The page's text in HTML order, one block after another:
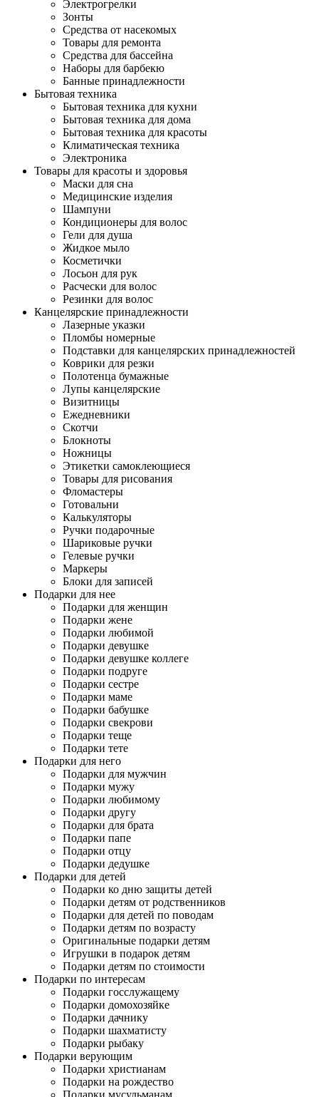
Электрогрелки
Зонты
Средства от насекомых
Товары для ремонта
Средства для бассейна
Наборы для барбекю
Банные принадлежности
Бытовая техника
Бытовая техника для кухни
Бытовая техника для дома
Бытовая техника для красоты
Климатическая техника
Электроника
Товары для красоты и здоровья
Маски для сна
Медицинские изделия
Шампуни
Кондиционеры для волос
Гели для душа
Жидкое мыло
Косметички
Лосьон для рук
Расчески для волос
Резинки для волос
Канцелярские принадлежности
Лазерные указки
Пломбы номерные
Подставки для канцелярских принадлежностей
Коврики для резки
Полотенца бумажные
Лупы канцелярские
Визитницы
Ежедневники
Скотчи
Блокноты
Ножницы
Этикетки самоклеющиеся
Товары для рисования
Фломастеры
Готовальни
Калькуляторы
Ручки подарочные
Шариковые ручки
Гелевые ручки
Маркеры
Блоки для записей
Подарки для нее
Подарки для женщин
Подарки жене
Подарки любимой
Подарки девушке
Подарки девушке коллеге
Подарки подруге
Подарки сестре
Подарки маме
Подарки бабушке
Подарки свекрови
Подарки теще
Подарки тете
Подарки для него
Подарки для мужчин
Подарки мужу
Подарки любимому
Подарки другу
Подарки для брата
Подарки папе
Подарки отцу
Подарки дедушке
Подарки для детей
Подарки ко дню защиты детей
Подарки детям от родственников
Подарки для детей по поводам
Подарки детям по возрасту
Оригинальные подарки детям
Игрушки в подарок детям
Подарки детям по стоимости
Подарки по интересам
Подарки госслужащему
Подарки домохозяйке
Подарки дачнику
Подарки шахматисту
Подарки рыбаку
Подарки верующим
Подарки христианам
Подарки на рождество
Подарки мусульманам